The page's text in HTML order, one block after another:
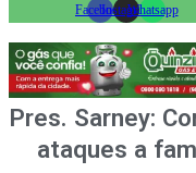
FacebookInstagramWhatsapp
Pres. Sarney:
ataques a